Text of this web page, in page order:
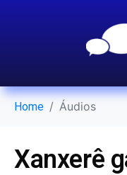
Home Áudios
Xanxerê